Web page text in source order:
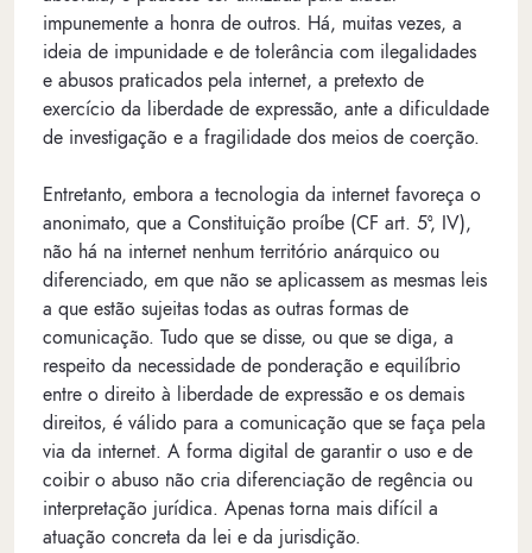
impunemente a honra de outros. Há, muitas vezes, a
ideia de impunidade e de tolerância com ilegalidades
e abusos praticados pela internet, a pretexto de
exercício da liberdade de expressão, ante a dificuldade
de investigação e a fragilidade dos meios de coerção.
Entretanto, embora a tecnologia da internet favoreça o
anonimato, que a Constituição proíbe (CF art. 5º, IV),
não há na internet nenhum território anárquico ou
diferenciado, em que não se aplicassem as mesmas leis
a que estão sujeitas todas as outras formas de
comunicação. Tudo que se disse, ou que se diga, a
respeito da necessidade de ponderação e equilíbrio
entre o direito à liberdade de expressão e os demais
direitos, é válido para a comunicação que se faça pela
via da internet. A forma digital de garantir o uso e de
coibir o abuso não cria diferenciação de regência ou
interpretação jurídica. Apenas torna mais difícil a
atuação concreta da lei e da jurisdição.